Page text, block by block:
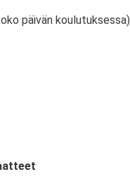
päivän koulutuksessa)